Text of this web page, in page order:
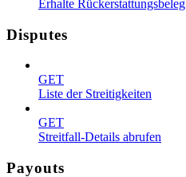
Erhalte Rückerstattungsbeleg
Disputes
GET
Liste der Streitigkeiten
GET
Streitfall-Details abrufen
Payouts